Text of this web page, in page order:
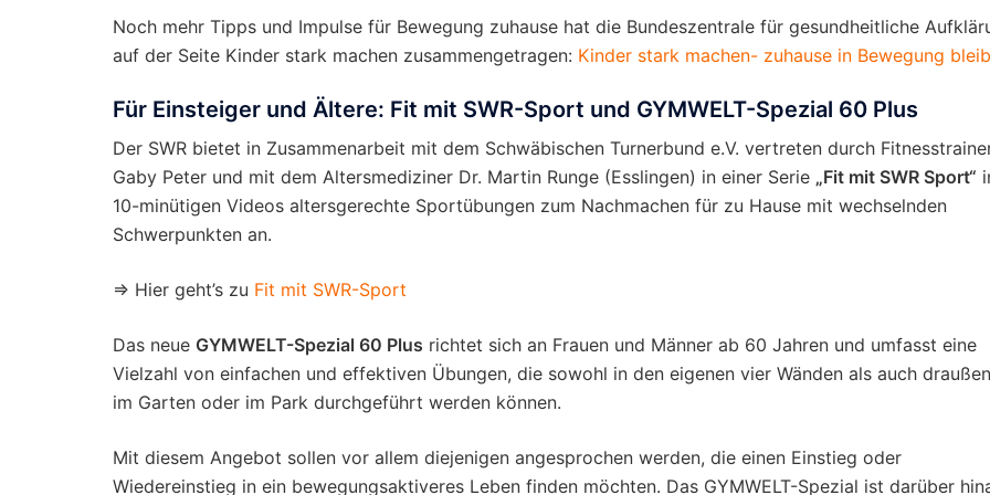
Noch mehr Tipps und Impulse für Bewegung zuhause hat die Bundeszentrale für gesundheitliche
auf der Seite Kinder stark machen zusammengetragen: Kinder stark machen- zuhause in Bewegung
Für Einsteiger und Ältere: Fit mit SWR-Sport und GYMWELT-Spezial 60 Plus
Der SWR bietet in Zusammenarbeit mit dem Schwäbischen Turnerbund e.V. vertreten durch
Gaby Peter und mit dem Altersmediziner Dr. Martin Runge (Esslingen) in einer Serie „Fit mit SWR Sport“
10-minütigen Videos altersgerechte Sportübungen zum Nachmachen für zu Hause mit wechselnden
Schwerpunkten an.
⇒ Hier geht’s zu Fit mit SWR-Sport
Das neue GYMWELT-Spezial 60 Plus richtet sich an Frauen und Männer ab 60 Jahren und umfasst eine
Vielzahl von einfachen und effektiven Übungen, die sowohl in den eigenen vier Wänden als auch draußen
im Garten oder im Park durchgeführt werden können.
Mit diesem Angebot sollen vor allem diejenigen angesprochen werden, die einen Einstieg oder
Wiedereinstieg in ein bewegungsaktiveres Leben finden möchten. Das GYMWELT-Spezial ist darüber